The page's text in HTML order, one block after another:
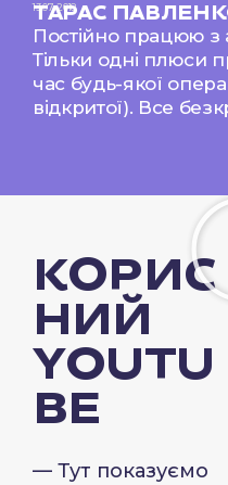
13.07.2018
ТАРАС
Постійно працюю з
Тільки одні плюси
час будь-якої
відкритої). Все
КОРИС
НИЙ
YOUTU
BE
— Тут показуємо